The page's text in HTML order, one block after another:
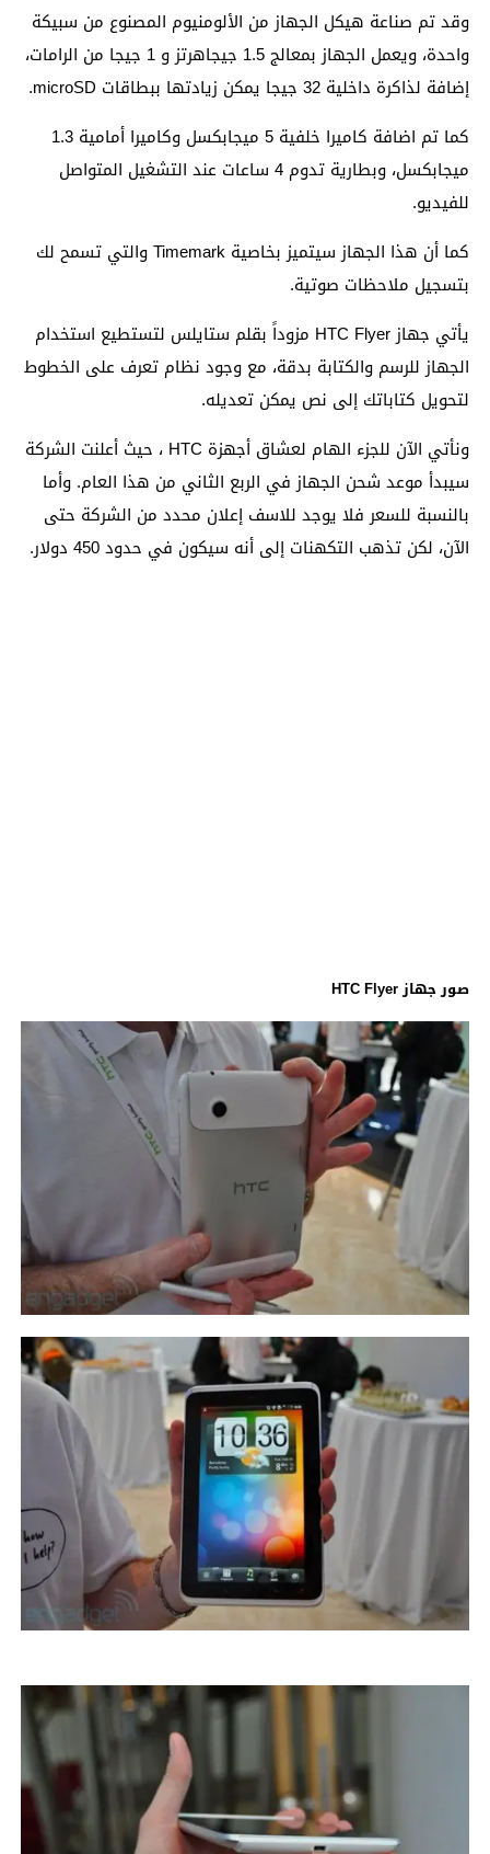
وقد تم صناعة هيكل الجهاز من الألومنيوم المصنوع من سبيكة
واحدة، ويعمل الجهاز بمعالج 1.5 جيجاهرتز و 1 جيجا من الرامات،
إضافة لذاكرة داخلية 32 جيجا يمكن زيادتها ببطاقات microSD.
كما تم اضافة كاميرا خلفية 5 ميجابكسل وكاميرا أمامية 1.3
ميجابكسل، وبطارية تدوم 4 ساعات عند التشغيل المتواصل
للفيديو.
كما أن هذا الجهاز سيتميز بخاصية Timemark والتي تسمح لك
بتسجيل ملاحظات صوتية.
يأتي جهاز HTC Flyer مزوداً بقلم ستايلس لتستطيع استخدام
الجهاز للرسم والكتابة بدقة، مع وجود نظام تعرف على الخطوط
لتحويل كتاباتك إلى نص يمكن تعديله.
ونأتي الآن للجزء الهام لعشاق أجهزة HTC ، حيث أعلنت الشركة
سيبدأ موعد شحن الجهاز في الربع الثاني من هذا العام. وأما
بالنسبة للسعر فلا يوجد للاسف إعلان محدد من الشركة حتى
الآن، لكن تذهب التكهنات إلى أنه سيكون في حدود 450 دولار.
صور جهاز HTC Flyer